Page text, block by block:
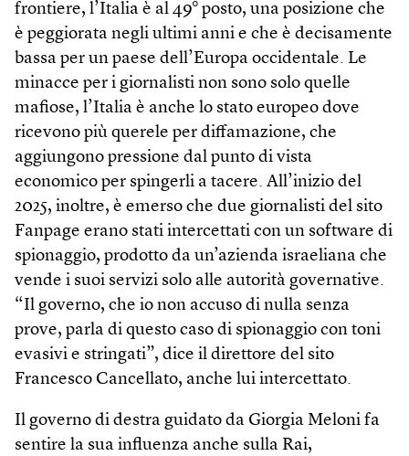
frontiere, l’Italia è al 49° posto, una posizione che
è peggiorata negli ultimi anni e che è decisamente
bassa per un paese dell’Europa occidentale. Le
minacce per i giornalisti non sono solo quelle
mafiose, l’Italia è anche lo stato europeo dove
ricevono più querele per diffamazione, che
aggiungono pressione dal punto di vista
economico per spingerli a tacere. All’inizio del
2025, inoltre, è emerso che due giornalisti del sito
Fanpage erano stati intercettati con un software di
spionaggio, prodotto da un’azienda israeliana che
vende i suoi servizi solo alle autorità governative.
“Il governo, che io non accuso di nulla senza
prove, parla di questo caso di spionaggio con toni
evasivi e stringati”, dice il direttore del sito
Francesco Cancellato, anche lui intercettato.
Il governo di destra guidato da Giorgia Meloni fa
sentire la sua influenza anche sulla Rai,